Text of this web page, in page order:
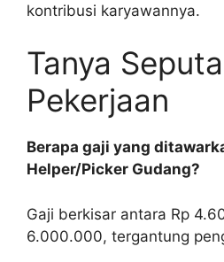
kontribusi karyawannya.
Tanya
Pekerjaan
Berapa gaji yang
Helper/Picker Gudang?
Gaji berkisar antara Rp
6.000.000, tergantung